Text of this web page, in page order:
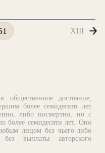
XIII
достояние,
более семидесяти лет
либо посмертно, но с
более семидесяти лет. Оно
лицом без чьего-либо
выплаты авторского